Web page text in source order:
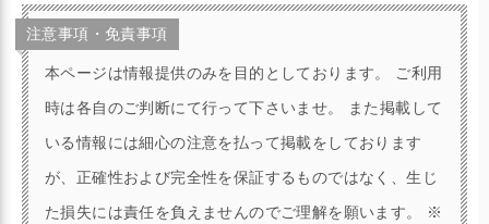
注意事項・免責事項
本ページは情報提供のみを目的としております。 ご利用
時は各自のご判断にて行って下さいませ。 また掲載して
いる情報には細心の注意を払って掲載をしております
が、正確性および完全性を保証するものではなく、生じ
た損失には責任を負えませんのでご理解を願います。 ※